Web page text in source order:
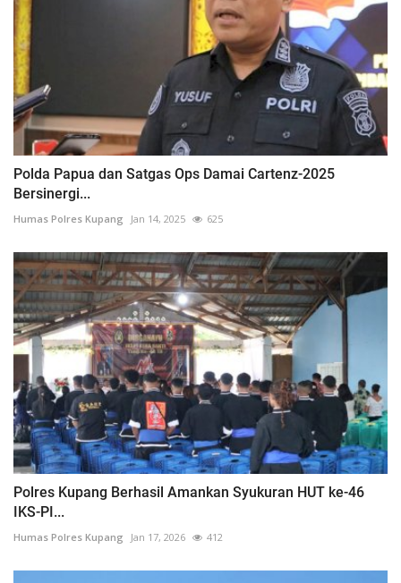
Polda Papua dan Satgas Ops Damai Cartenz-2025
Bersinergi...
Humas Polres Kupang Jan 14, 2025 625
Polres Kupang Berhasil Amankan Syukuran HUT ke-46
IKS-PI...
Humas Polres Kupang Jan 17, 2026 412